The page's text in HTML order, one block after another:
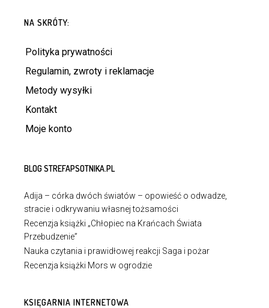
NA SKRÓTY:
Polityka prywatności
Regulamin, zwroty i reklamacje
Metody wysyłki
Kontakt
Moje konto
BLOG STREFAPSOTNIKA.PL
Adija – córka dwóch światów – opowieść o odwadze,
stracie i odkrywaniu własnej tożsamości
Recenzja książki „Chłopiec na Krańcach Świata
Przebudzenie”
Nauka czytania i prawidłowej reakcji Saga i pożar
Recenzja książki Mors w ogrodzie
KSIĘGARNIA INTERNETOWA